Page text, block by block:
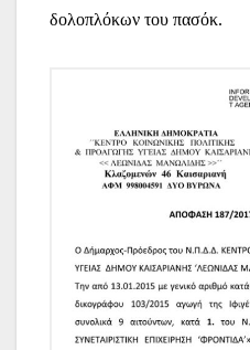
δολοπλόκων του πασόκ.